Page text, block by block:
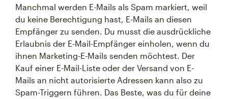
Manchmal werden E-Mails als Spam markiert, weil
du keine Berechtigung hast, E-Mails an diesen
Empfänger zu senden. Du musst die ausdrückliche
Erlaubnis der E-Mail-Empfänger einholen, wenn du
ihnen Marketing-E-Mails senden möchtest. Der
Kauf einer E-Mail-Liste oder der Versand von E-
Mails an nicht autorisierte Adressen kann also zu
Spam-Triggern führen. Das Beste, was du für deine